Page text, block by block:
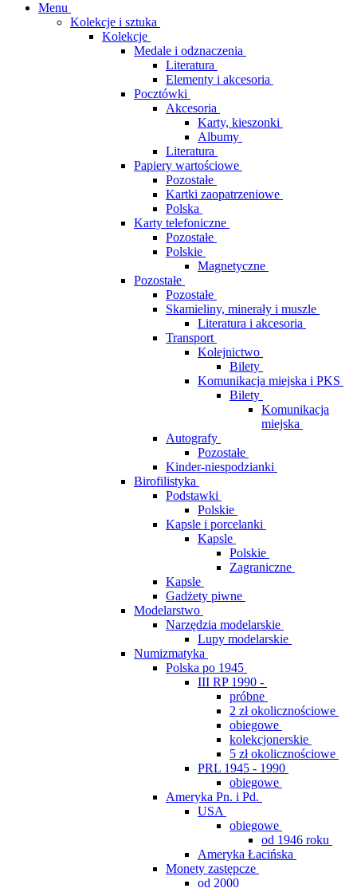
Menu
Kolekcje i sztuka
Kolekcje
Medale i odznaczenia
Literatura
Elementy i akcesoria
Pocztówki
Akcesoria
Karty, kieszonki
Albumy
Literatura
Papiery wartościowe
Pozostałe
Kartki zaopatrzeniowe
Polska
Karty telefoniczne
Pozostałe
Polskie
Magnetyczne
Pozostałe
Pozostałe
Skamieliny, minerały i muszle
Literatura i akcesoria
Transport
Kolejnictwo
Bilety
Komunikacja miejska i PKS
Bilety
Komunikacja
miejska
Autografy
Pozostałe
Kinder-niespodzianki
Birofilistyka
Podstawki
Polskie
Kapsle i porcelanki
Kapsle
Polskie
Zagraniczne
Kapsle
Gadżety piwne
Modelarstwo
Narzędzia modelarskie
Lupy modelarskie
Numizmatyka
Polska po 1945
III RP 1990 -
próbne
2 zł okolicznościowe
obiegowe
kolekcjonerskie
5 zł okolicznościowe
PRL 1945 - 1990
obiegowe
Ameryka Pn. i Pd.
USA
obiegowe
od 1946 roku
Ameryka Łacińska
Monety zastępcze
od 2000